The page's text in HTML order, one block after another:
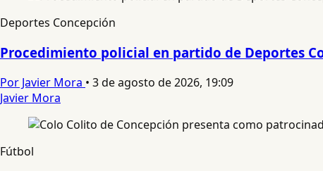
Deportes Concepción
Procedimiento policial en partido de Deportes
Por Javier Mora • 3 de agosto de 2026, 19:09
Javier Mora
Fútbol